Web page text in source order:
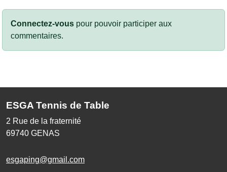
Connectez-vous pour pouvoir participer aux
commentaires.
ESGA Tennis de Table
2 Rue de la fraternité
69740 GENAS
esgaping@gmail.com